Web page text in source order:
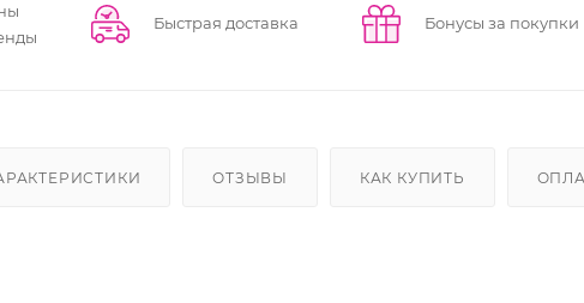
Быстрая доставка Бонусы за покупки
ОТЗЫВЫ КАК КУПИТЬ